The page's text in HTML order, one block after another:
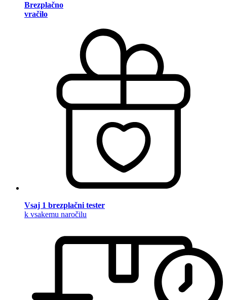
Brezplačno
vračilo
Vsaj 1 brezplačni tester
k vsakemu naročilu